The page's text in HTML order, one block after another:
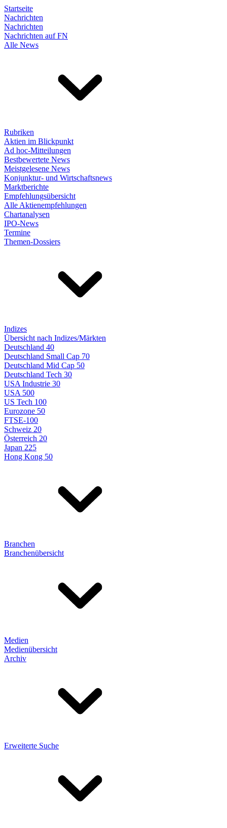
Startseite
Nachrichten
Nachrichten
Nachrichten auf FN
Alle News
Rubriken
Aktien im Blickpunkt
Ad hoc-Mitteilungen
Bestbewertete News
Meistgelesene News
Konjunktur- und Wirtschaftsnews
Marktberichte
Empfehlungsübersicht
Alle Aktienempfehlungen
Chartanalysen
IPO-News
Termine
Themen-Dossiers
Indizes
Übersicht nach Indizes/Märkten
Deutschland 40
Deutschland Small Cap 70
Deutschland Mid Cap 50
Deutschland Tech 30
USA Industrie 30
USA 500
US Tech 100
Eurozone 50
FTSE-100
Schweiz 20
Österreich 20
Japan 225
Hong Kong 50
Branchen
Branchenübersicht
Medien
Medienübersicht
Archiv
Erweiterte Suche